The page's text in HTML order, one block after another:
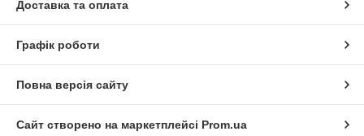
Доставка та оплата
Графік роботи
Повна версія сайту
Сайт створено на маркетплейсі Prom.ua